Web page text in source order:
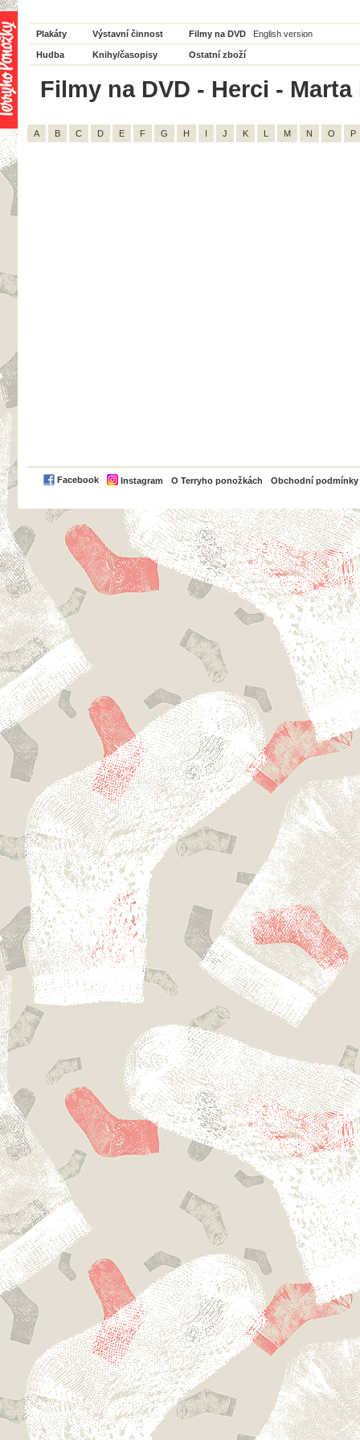
Plakáty Výstavní činnost Filmy na DVD English version
Hudba Knihy/časopisy Ostatní zboží
Filmy na DVD - Herci -
A B C D E F G H I J K L M N O P
Facebook Instagram O Terryho ponožkách Obchodní podmínky
PayPal